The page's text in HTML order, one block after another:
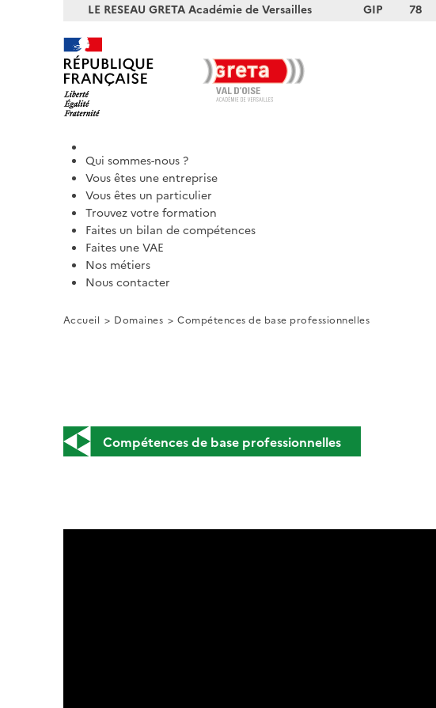
LE RESEAU GRETA Académie de Versailles GIP 78
Qui sommes-nous ?
Vous êtes une entreprise
Vous êtes un particulier
Trouvez votre formation
Faites un bilan de compétences
Faites une VAE
Nos métiers
Nous contacter
Accueil Domaines Compétences de base professionnelles
Compétences de base professionnelles